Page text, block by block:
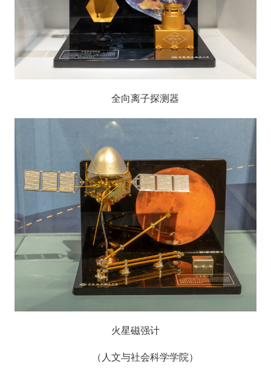
全向离子探测器
火星磁强计
（人文与社会科学学院）